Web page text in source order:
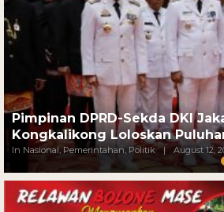
Pimpinan DPRD-Sekda DKI
Kongkalikong Loloskan
In Nasional, Pemerintahan, Politik | August 12,